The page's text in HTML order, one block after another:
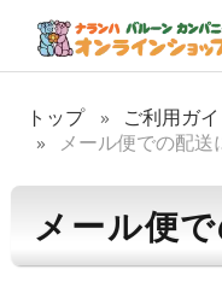
トップ ご利用ガ
メール便での配送
メール便